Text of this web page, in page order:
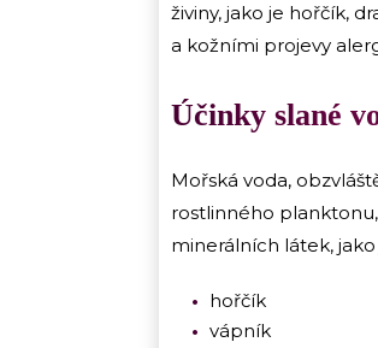
živiny, jako je hořčík,
a kožními projevy
Účinky slané
Mořská voda,
rostlinného
minerálních látek, jako
hořčík
vápník